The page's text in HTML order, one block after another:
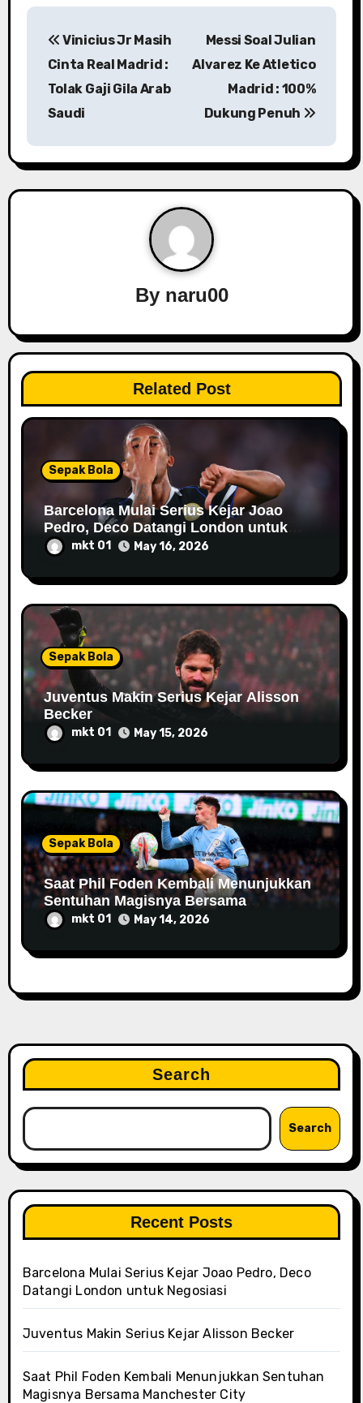
n
a
t
o
Vinicius Jr Masih
Cinta Real Madrid :
Tolak Gaji Gila Arab
Saudi
Messi Soal Julian
Alvarez Ke Atletico
Madrid : 100%
Dukung Penuh
By naru00
Related Post
Sepak Bola
Barcelona Mulai Serius Kejar Joao
Pedro, Deco Datangi London untuk
Negosiasi
mkt 01 May 16, 2026
Sepak Bola
Juventus Makin Serius Kejar Alisson
Becker
mkt 01 May 15, 2026
Sepak Bola
Saat Phil Foden Kembali Menunjukkan
Sentuhan Magisnya Bersama
Manchester City
mkt 01 May 14, 2026
Search
Search
Recent Posts
Barcelona Mulai Serius Kejar Joao Pedro, Deco
Datangi London untuk Negosiasi
Juventus Makin Serius Kejar Alisson Becker
Saat Phil Foden Kembali Menunjukkan Sentuhan
Magisnya Bersama Manchester City